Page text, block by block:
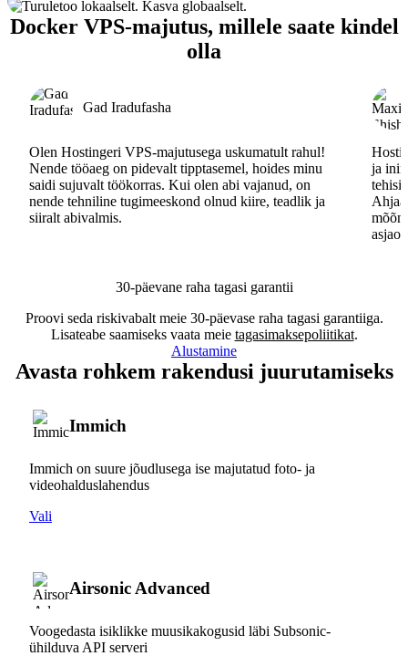
Docker VPS-majutus, millele saate kindel
olla
Gad Iradufasha
Olen Hostingeri VPS-majutusega uskumatult rahul!
Nende tööaeg on pidevalt tipptasemel, hoides minu
saidi sujuvalt töökorras. Kui olen abi vajanud, on
nende tehniline tugimeeskond olnud kiire, teadlik ja
siiralt abivalmis.
ja
30-päevane raha tagasi garantii
Proovi seda riskivabalt meie 30-päevase raha tagasi garantiiga.
Lisateabe saamiseks vaata meie tagasimaksepoliitikat.
Alustamine
Avasta rohkem rakendusi juurutamiseks
Immich
Immich on suure jõudlusega ise majutatud foto- ja
videohalduslahendus
Vali
Airsonic Advanced
Voogedasta isiklikke muusikakogusid läbi Subsonic-
ühilduva API serveri